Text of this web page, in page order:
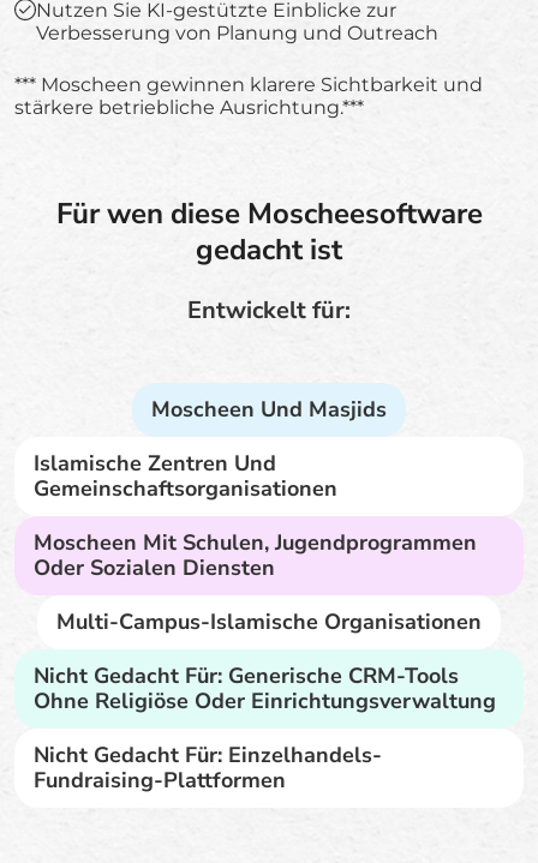
Nutzen Sie KI-gestützte Einblicke zur
Verbesserung von Planung und Outreach
*** Moscheen gewinnen klarere Sichtbarkeit und
stärkere betriebliche Ausrichtung.***
Für wen diese Moscheesoftware
gedacht ist
Entwickelt für:
Moscheen Und Masjids
Islamische Zentren Und
Gemeinschaftsorganisationen
Moscheen Mit Schulen, Jugendprogrammen
Oder Sozialen Diensten
Multi-Campus-Islamische Organisationen
Nicht Gedacht Für: Generische CRM-Tools
Ohne Religiöse Oder Einrichtungsverwaltung
Nicht Gedacht Für: Einzelhandels-
Fundraising-Plattformen